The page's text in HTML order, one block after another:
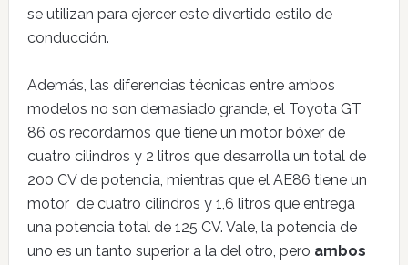
se utilizan para ejercer este divertido estilo de
conducción.
Además, las diferencias técnicas entre ambos
modelos no son demasiado grande, el Toyota GT
86 os recordamos que tiene un motor bóxer de
cuatro cilindros y 2 litros que desarrolla un total de
200 CV de potencia, mientras que el AE86 tiene un
motor de cuatro cilindros y 1,6 litros que entrega
una potencia total de 125 CV. Vale, la potencia de
uno es un tanto superior a la del otro, pero ambos